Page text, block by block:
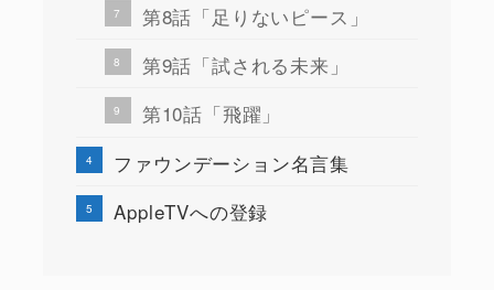
第8話「足りないピース」
第9話「試される未来」
第10話「飛躍」
ファウンデーション名言集
AppleTVへの登録